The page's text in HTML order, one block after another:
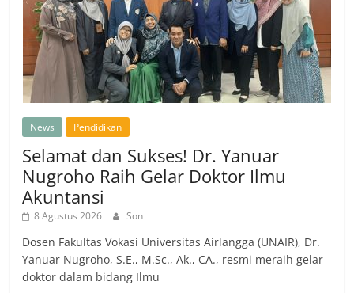
News Pendidikan
Selamat dan Sukses! Dr. Yanuar
Nugroho Raih Gelar Doktor Ilmu
Akuntansi
8 Agustus 2026 Son
Dosen Fakultas Vokasi Universitas Airlangga (UNAIR), Dr.
Yanuar Nugroho, S.E., M.Sc., Ak., CA., resmi meraih gelar
doktor dalam bidang Ilmu